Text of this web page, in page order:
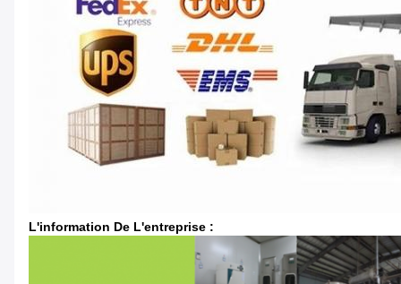
L'information De L'entreprise :